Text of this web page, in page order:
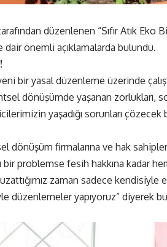
düzenlenen “Sıfır Atık Eko
önemli açıklamalarda bulundu.
bir yasal düzenleme üzerinde
dönüşümde yaşanan zorlukları,
yaşadığı sorunları
firmalarına ve hak
problemse fesih hakkına kadar hem
zaman sadece kendisiyle
düzenlemeler yapıyoruz” diyerek